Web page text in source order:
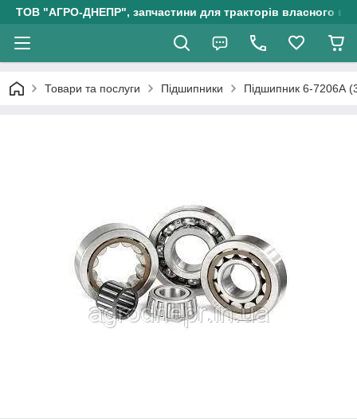
ТОВ "АГРО-ДНЕПР", запчастини для тракторів власного
Товари та послуги Підшипники Підшипник 6-7206А